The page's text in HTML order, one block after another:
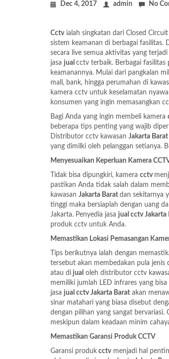
Dec 4, 2017 admin No
Cctvialah singkatan dari Closed
sistem keamanan di berbagai fasilitas.
secara live semua aktivitas yang
jasa jual cctv terbaik. Berbagai
keamanannya. Mulai dari pangkalan
mall, bank, hingga perumahan di
kamera cctv untuk keselamatan
konsumen yang ingin memasangkan
Bagi Anda yang ingin membeli kamera
beberapa tips penting yang wajib
Distributor cctv kawasan Jakarta Barat
yang dimilki oleh pelanggan setianya.
Menyesuaikan Keperluan Kamera
Tidak bisa dipungkiri, kamera cctv
pastikan Anda tidak salah dalam
kawasan Jakarta Barat dan sekitarnya
tinggi maka bersiaplah dengan uang
Jakarta. Penyedia jasa jual cctv Jakarta
produk cctv untuk Anda.
Memastikan Lokasi Pemasangan
Tips berikutnya ialah dengan
tersebut akan membedakan pula
atau di jual oleh distributor cctv
memiliki jumlah LED infrares yang
jasa jual cctv Jakarta Barat akan
sinar matahari yang biasa disebut
dengan pilihan yang sangat
meskipun dalam keadaan minim
Memastikan Garansi Produk CCTV
Garansi produk cctvmenjadi hal